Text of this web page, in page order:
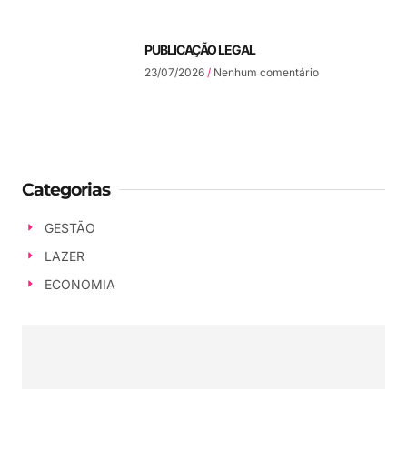
PUBLICAÇÃO LEGAL
23/07/2026 Nenhum comentário
Categorias
GESTÃO
LAZER
ECONOMIA